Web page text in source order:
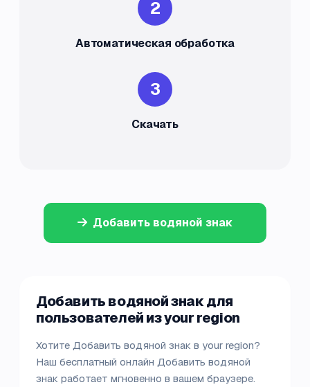
2
Автоматическая обработка
3
Скачать
Добавить водяной знак
Добавить водяной знак для
пользователей из your region
Хотите Добавить водяной знак в your region?
Наш бесплатный онлайн Добавить водяной
знак работает мгновенно в вашем браузере.